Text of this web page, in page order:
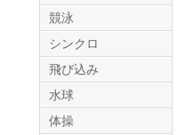
競泳
シンクロ
飛び込み
水球
体操